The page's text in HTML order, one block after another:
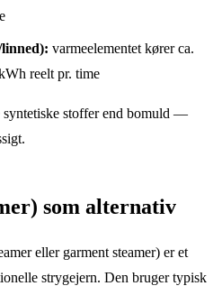
varmeelementet kører ca.
reelt pr. time
stoffer end bomuld —
som alternativ
eller garment steamer) er et
strygejern. Den bruger typisk